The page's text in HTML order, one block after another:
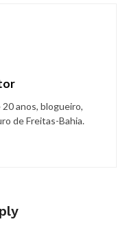
anos, blogueiro,
de Freitas-Bahia.